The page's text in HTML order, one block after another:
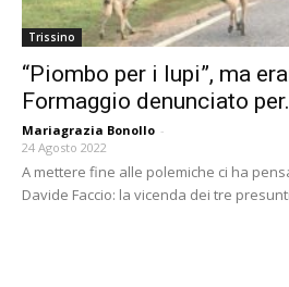
Trissino
“Piombo per i lupi”, ma
Formaggio denunciato
Mariagrazia Bonollo -
24 Agosto 2022
A mettere fine alle polemiche ci ha
Davide Faccio: la vicenda dei tre